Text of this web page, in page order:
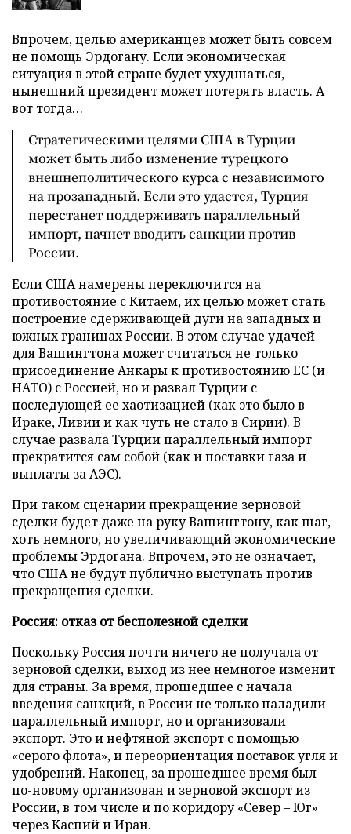
Впрочем, целью американцев может быть совсем
не помощь Эрдогану. Если экономическая
ситуация в этой стране будет ухудшаться,
нынешний президент может потерять власть. А
вот тогда…
Стратегическими целями США в Турции
может быть либо изменение турецкого
внешнеполитического курса с независимого
на прозападный. Если это удастся, Турция
перестанет поддерживать параллельный
импорт, начнет вводить санкции против
России.
Если США намерены переключится на
противостояние с Китаем, их целью может стать
построение сдерживающей дуги на западных и
южных границах России. В этом случае удачей
для Вашингтона может считаться не только
присоединение Анкары к противостоянию ЕС (и
НАТО) с Россией, но и развал Турции с
последующей ее хаотизацией (как это было в
Ираке, Ливии и как чуть не стало в Сирии). В
случае развала Турции параллельный импорт
прекратится сам собой (как и поставки газа и
выплаты за АЭС).
При таком сценарии прекращение зерновой
сделки будет даже на руку Вашингтону, как шаг,
хоть немного, но увеличивающий экономические
проблемы Эрдогана. Впрочем, это не означает,
что США не будут публично выступать против
прекращения сделки.
Россия: отказ от бесполезной сделки
Поскольку Россия почти ничего не получала от
зерновой сделки, выход из нее немногое изменит
для страны. За время, прошедшее с начала
введения санкций, в России не только наладили
параллельный импорт, но и организовали
экспорт. Это и нефтяной экспорт с помощью
«серого флота», и переориентация поставок угля и
удобрений. Наконец, за прошедшее время был
по-новому организован и зерновой экспорт из
России, в том числе и по коридору «Север – Юг»
через Каспий и Иран.